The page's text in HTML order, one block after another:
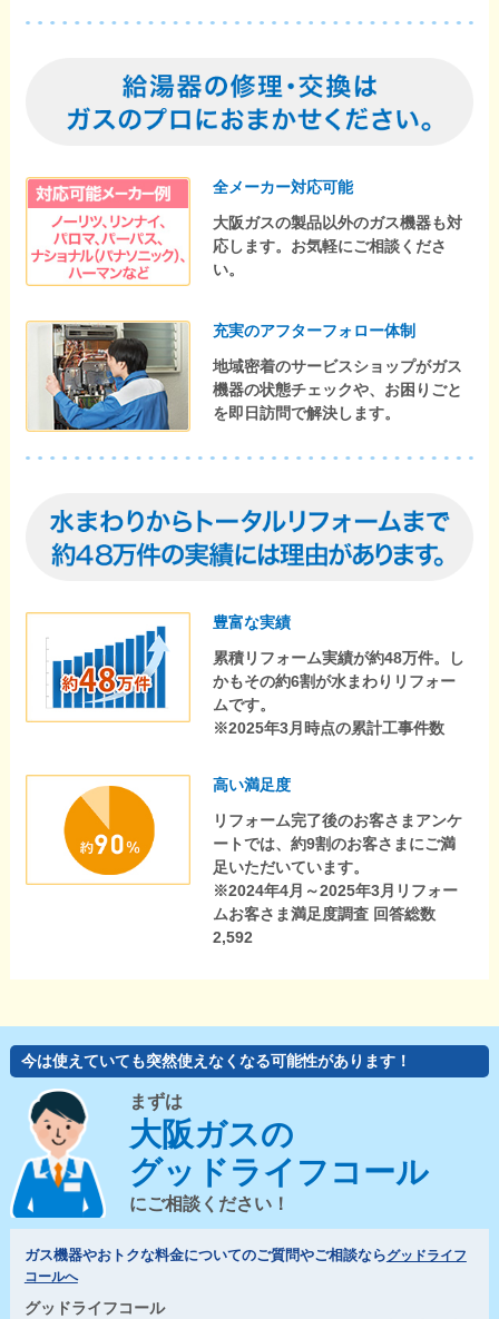
全メーカー対応可能
大阪ガスの製品以外のガス機器も対
応します。お気軽にご相談くださ
い。
充実のアフターフォロー体制
地域密着のサービスショップがガス
機器の状態チェックや、お困りごと
を即日訪問で解決します。
豊富な実績
累積リフォーム実績が約48万件。し
かもその約6割が水まわりリフォー
ムです。
※2025年3月時点の累計工事件数
高い満足度
リフォーム完了後のお客さまアンケ
ートでは、約9割のお客さまにご満
足いただいています。
※2024年4月～2025年3月リフォー
ムお客さま満足度調査 回答総数
2,592
今は使えていても突然使えなくなる可能性があります！
まずは
大阪ガスの
グッドライフコール
にご相談ください！
ガス機器やおトクな料金についてのご質問やご相談ならグッドライフ
コールへ
グッドライフコール